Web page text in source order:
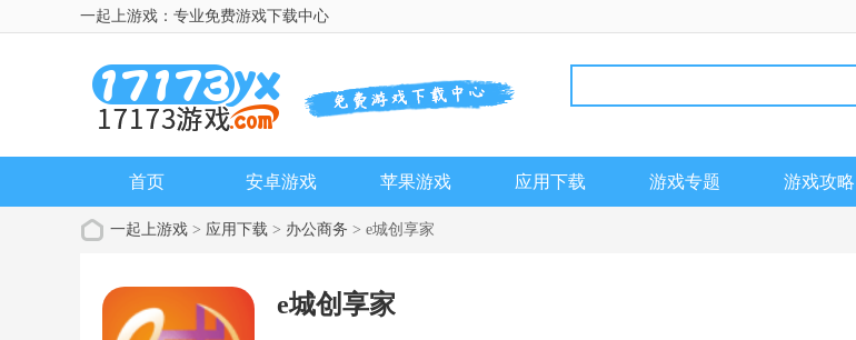
一起上游戏：专业免费游戏下载中心
首页 安卓游戏 苹果游戏 应用下载 游戏专题 游戏攻略
一起上游戏 > 应用下载 > 办公商务 > e城创享家
e城创享家